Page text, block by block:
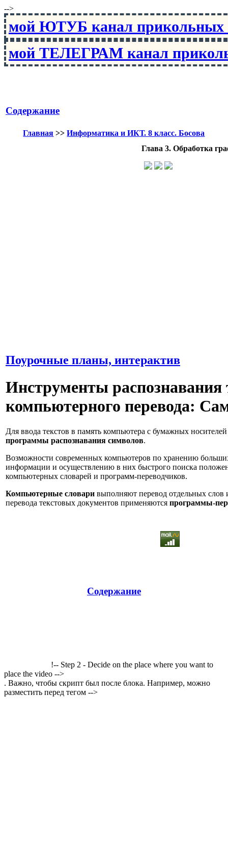
-->
мой ЮТУБ канал
мой ТЕЛЕГРАМ канал
Содержание
Главная >>Информатика и ИКТ. 8 класс. Босова
Глава 3. Обработка
Поурочные планы, интерактив
Инструменты распознавания
компьютерного перевода:
Для ввода текстов в память компьютера с бумажных
программы распознавания символов.
Возможности современных компьютеров по хранению
информации и осуществлению в них быстрого поиска
компьютерных словарей и программ-переводчиков.
Компьютерные словари выполняют перевод отдельных слов
перевода текстовых документов применяются программы-
Содержание
!-- Step 2 - Decide on the place where you want to
place the video -->
. Важно, чтобы скрипт был после блока. Например, можно
разместить перед тегом -->